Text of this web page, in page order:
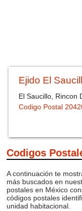
Ejido El
El Saucillo, Rincon
Codigo Postal
Codigos
A continuación te
más buscados en
postales en México
códigos postales
unidad habitacional.